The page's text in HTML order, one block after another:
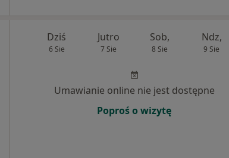
Dziś
6 Sie
Jutro
7 Sie
Sob,
8 Sie
Ndz,
9 Sie
Umawianie online nie jest dostępne
Poproś o wizytę